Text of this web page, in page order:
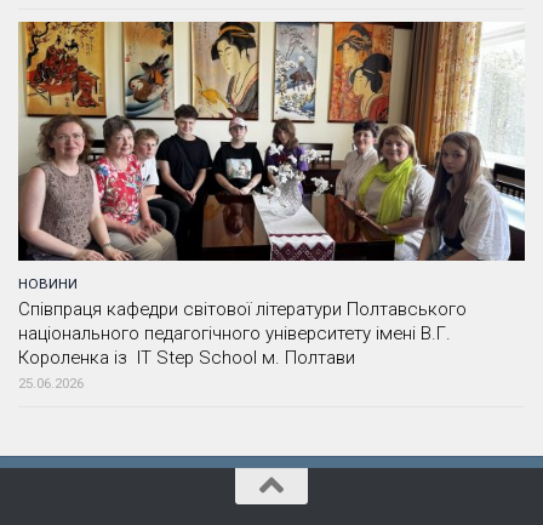
НОВИНИ
Співпраця кафедри світової літератури Полтавського
національного педагогічного університету імені В.Г.
Короленка із IT Step School м. Полтави
25.06.2026